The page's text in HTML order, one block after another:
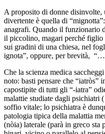
A proposito di donne disinvolte,
divertente è quella di
anagrafi. Quando il funzionario
il piccolino, magari perché figlio
sui gradini di una chiesa, nel
ignota”, oppure, per brevità,
Che la scienza medica
noto: basti pensare che “iatròs”
capostipite di tutti gli “-iatra”
malattie studiate dagli psichiatri
soffio vitale; lo psichiatra è
patologia tipica della malattia
(nòia) laterale (parà in greco sta